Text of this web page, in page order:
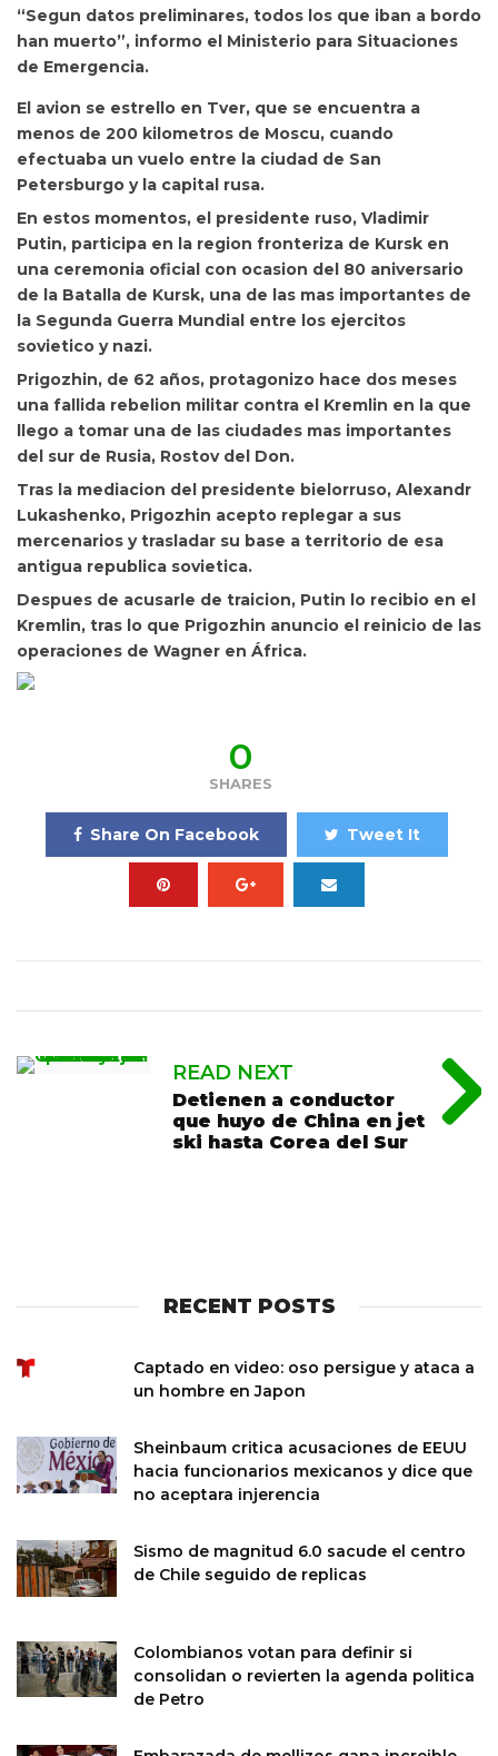
“Segun datos preliminares, todos los que iban a bordo
han muerto”, informo el Ministerio para Situaciones
de Emergencia.
El avion se estrello en Tver, que se encuentra a
menos de 200 kilometros de Moscu, cuando
efectuaba un vuelo entre la ciudad de San
Petersburgo y la capital rusa.
En estos momentos, el presidente ruso, Vladimir
Putin, participa en la region fronteriza de Kursk en
una ceremonia oficial con ocasion del 80 aniversario
de la Batalla de Kursk, una de las mas importantes de
la Segunda Guerra Mundial entre los ejercitos
sovietico y nazi.
Prigozhin, de 62 años, protagonizo hace dos meses
una fallida rebelion militar contra el Kremlin en la que
llego a tomar una de las ciudades mas importantes
del sur de Rusia, Rostov del Don.
Tras la mediacion del presidente bielorruso, Alexandr
Lukashenko, Prigozhin acepto replegar a sus
mercenarios y trasladar su base a territorio de esa
antigua republica sovietica.
Despues de acusarle de traicion, Putin lo recibio en el
Kremlin, tras lo que Prigozhin anuncio el reinicio de las
operaciones de Wagner en África.
0
SHARES
Share On Facebook Tweet It
READ NEXT
Detienen a conductor
que huyo de China en jet
ski hasta Corea del Sur
RECENT POSTS
Captado en video: oso persigue y ataca a
un hombre en Japon
Sheinbaum critica acusaciones de EEUU
hacia funcionarios mexicanos y dice que
no aceptara injerencia
Sismo de magnitud 6.0 sacude el centro
de Chile seguido de replicas
Colombianos votan para definir si
consolidan o revierten la agenda politica
de Petro